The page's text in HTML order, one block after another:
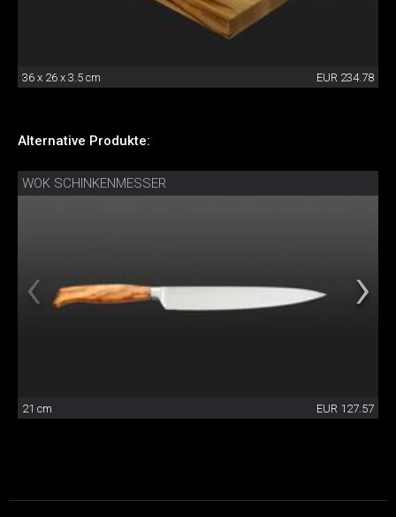
36 x 26 x 3.5 cm EUR 234.78
Alternative Produkte:
WOK SCHINKENMESSER
21 cm EUR 127.57